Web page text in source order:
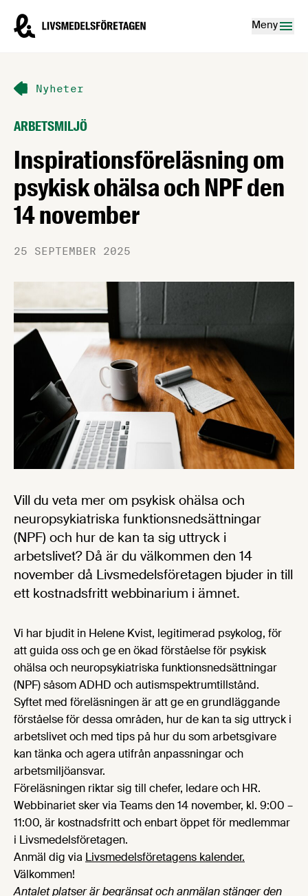
Livsmedelsföretagen – till startsidan
Meny
Nyheter
ARBETSMILJÖ
Inspirationsföreläsning om
psykisk ohälsa och NPF den
14 november
25 SEPTEMBER 2025
Vill du veta mer om psykisk ohälsa och
neuropsykiatriska funktionsnedsättningar
(NPF) och hur de kan ta sig uttryck i
arbetslivet? Då är du välkommen den 14
november då Livsmedelsföretagen bjuder in till
ett kostnadsfritt webbinarium i ämnet.
Vi har bjudit in Helene Kvist, legitimerad psykolog, för
att guida oss och ge en ökad förståelse för psykisk
ohälsa och neuropsykiatriska funktionsnedsättningar
(NPF) såsom ADHD och autismspektrumtillstånd.
Syftet med föreläsningen är att ge en grundläggande
förståelse för dessa områden, hur de kan ta sig uttryck i
arbetslivet och med tips på hur du som arbetsgivare
kan tänka och agera utifrån anpassningar och
arbetsmiljöansvar.
Föreläsningen riktar sig till chefer, ledare och HR.
Webbinariet sker via Teams den 14 november, kl. 9:00 –
11:00, är kostnadsfritt och enbart öppet för medlemmar
i Livsmedelsföretagen.
Anmäl dig via Livsmedelsföretagens kalender.
Välkommen!
Antalet platser är begränsat och anmälan stänger den